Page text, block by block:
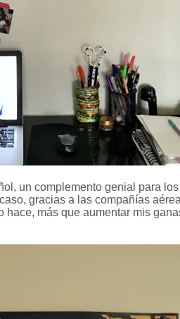
un complemento genial para
gracias a las compañías
más que aumentar mis